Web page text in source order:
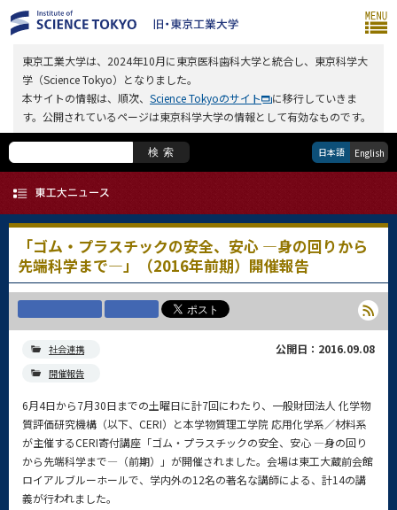
東京工業大学は、2024年10月に東京医科歯科大学と統合し、東京科学大
学（Science Tokyo）となりました。
本サイトの情報は、順次、 Science Tokyoのサイト
に移行していきま
す。公開されているページは東京科学大学の情報として有効なものです。
検索 日本語 English
「ゴム・プラスチックの安全、安心 ―身の回りから
先端科学まで―」（2016年前期）開催報告
社会連携
開催報告
公開日：2016.09.08
6月4日から7月30日までの土曜日に計7回にわたり、一般財団法人 化学物
質評価研究機構（以下、CERI）と本学物質理工学院 応用化学系／材料系
が主催するCERI寄付講座「ゴム・プラスチックの安全、安心 ―身の回り
から先端科学まで―（前期）」が開催されました。会場は東工大蔵前会館
ロイアルブルーホールで、学内外の12名の著名な講師による、計14の講
義が行われました。